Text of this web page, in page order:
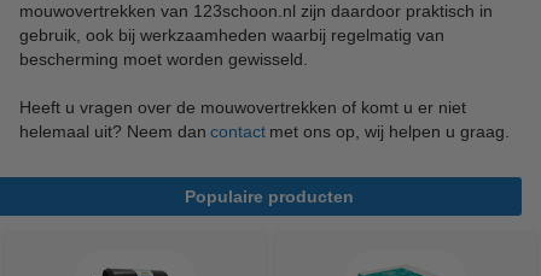
mouwovertrekken van 123schoon.nl zijn daardoor praktisch in
gebruik, ook bij werkzaamheden waarbij regelmatig van
bescherming moet worden gewisseld.
Heeft u vragen over de mouwovertrekken of komt u er niet
helemaal uit? Neem dan contact met ons op, wij helpen u graag.
Populaire producten